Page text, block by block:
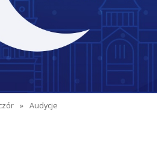
» Audycje